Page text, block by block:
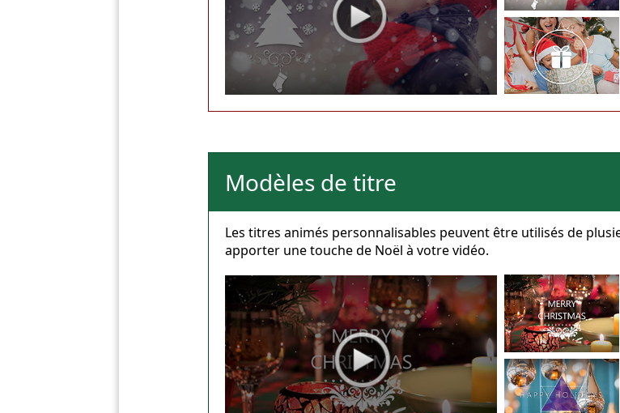
Modèles de titre
Les titres animés personnalisables peuvent être utilisés de
apporter une touche de Noël à votre vidéo.